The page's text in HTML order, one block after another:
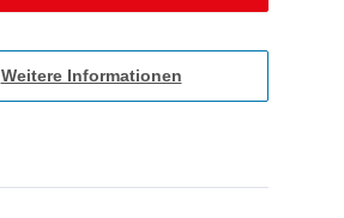
Weitere Informationen